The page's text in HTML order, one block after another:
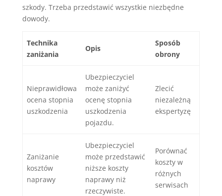
szkody. Trzeba przedstawić wszystkie niezbędne
dowody.
Technika
zaniżania
Opis
Sposób
obrony
Nieprawidłowa
ocena stopnia
uszkodzenia
Ubezpieczyciel
może zaniżyć
ocenę stopnia
uszkodzenia
pojazdu.
Zlecić
niezależną
ekspertyzę
Zaniżanie
kosztów
naprawy
Ubezpieczyciel
może przedstawić
niższe koszty
naprawy niż
rzeczywiste.
Porównać
koszty w
różnych
serwisach